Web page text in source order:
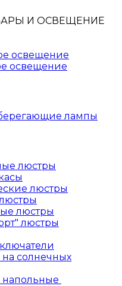
И ОСВЕЩЕНИЕ
освещение
освещение
лампы
люстры
люстры
люстры
люстры
солнечных